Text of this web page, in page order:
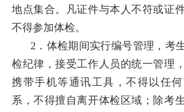
地点集合。凡证件与本人不符或证
不得参加体检。
2．体检期间实行编号管理，考
检纪律，接受工作人员的统一管理
携带手机等通讯工具，不得以任
系，不得擅自离开体检区域；除考